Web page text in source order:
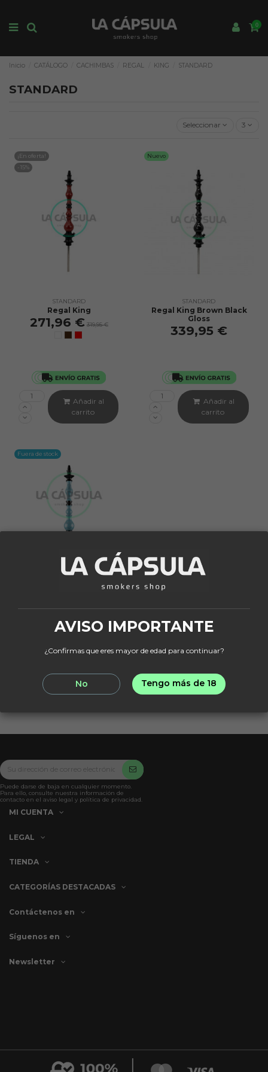
0
Inicio CATÁLOGO CACHIMBAS REGAL KING STANDARD
STANDARD
Seleccionar 3
¡En oferta!
-15%
STANDARD
Regal King
271,96 € 319,95 €
Añadir al
carrito
Nuevo
STANDARD
Regal King Brown Black
Gloss
339,95 €
Añadir al
carrito
Fuera de stock
Regal King Vintange
349,95 €
View
Puede darse de baja en cualquier momento.
Para ello, consulte nuestra información de
contacto en el aviso legal y política de privacidad.
MI CUENTA
LEGAL
TIENDA
CATEGORÍAS DESTACADAS
Contáctenos en
AVISO IMPORTANTE
¿Confirmas que eres mayor de edad para continuar?
No Tengo más de 18
Síguenos en
Newsletter